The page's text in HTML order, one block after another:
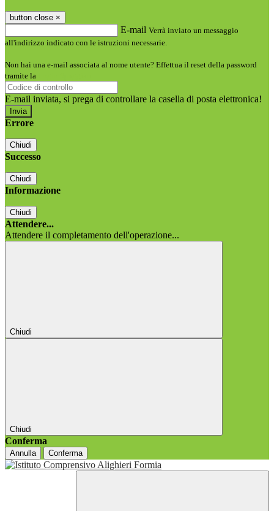
button close ×
E-mail Verrà inviato un messaggio
all'indirizzo indicato con le istruzioni necessarie.
Non hai una e-mail associata al nome utente? Effettua il reset della password
tramite la
E-mail inviata, si prega di controllare la casella di posta elettronica!
Errore
Chiudi
Successo
Chiudi
Informazione
Chiudi
Attendere...
Attendere il completamento dell'operazione...
Chiudi
Chiudi
Conferma
Annulla Conferma